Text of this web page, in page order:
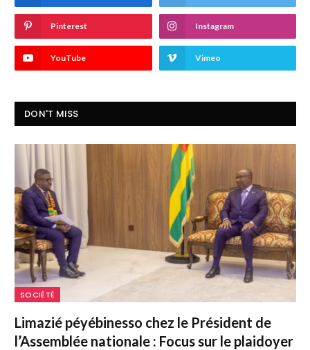
Pinterest Instagram
YouTube Vimeo
DON'T MISS
SOCIÉTÉ
Limazié péyébinesso chez le Président de
l’Assemblée nationale : Focus sur le plaidoyer